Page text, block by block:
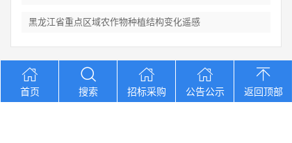
黑龙江省重点区域农作物种植结构变化遥感
Copyright © 2012-2026 中招招标网 版权所有 网站备案号：京
ICP备2023026371号-2
首页 搜索 招标采购 公告公示 返回顶部